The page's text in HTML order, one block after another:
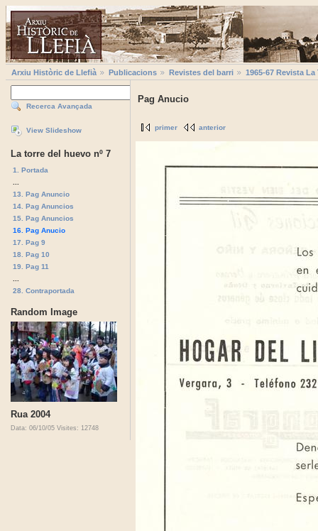
Arxiu Històric de Llefià Publicacions Revistes del barri 1965-67 Revista
Recerca Avançada
View Slideshow
La torre del huevo nº 7
1. Portada
13. Pag Anuncio
14. Pag Anuncios
15. Pag Anuncios
16. Pag Anucio
17. Pag 9
18. Pag 10
19. Pag 11
28. Contraportada
Random Image
Rua 2004
Data: 06/10/05 Visites: 12748
Pag Anucio
primer anterior